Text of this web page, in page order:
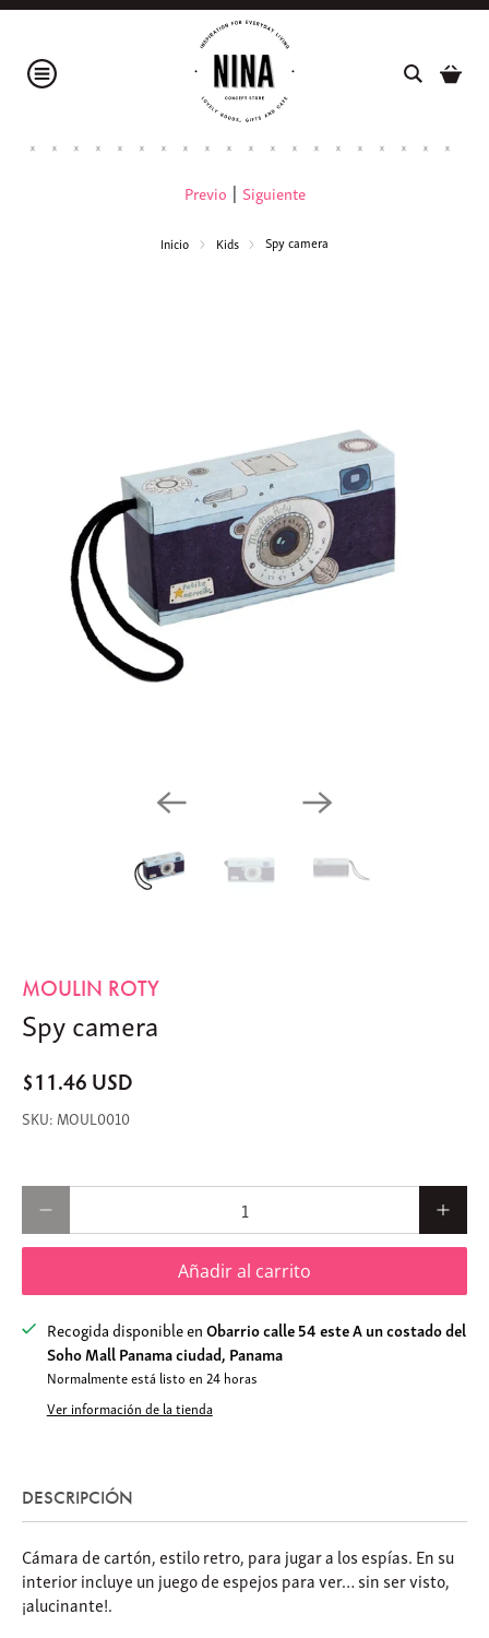
Inicio Kids Spy camera
Previo | Siguiente
MOULIN ROTY
Spy camera
$11.46 USD
MOUL0010
Añadir al carrito
Recogida disponible enObarrio calle 54 este A un costado del
Soho Mall Panama ciudad, Panama
Normalmente está listo en 24 horas
Ver información de la tienda
DESCRIPCIÓN
Cámara de cartón, estilo retro, para jugar a los espías. En su
interior incluye un juego de espejos para ver… sin ser visto,
¡alucinante!.